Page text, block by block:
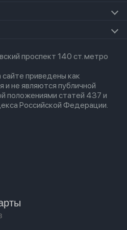
проспект 140 ст. метро
приведены как
и не являются публичной
положениями статей 437 и
Российской Федерации.